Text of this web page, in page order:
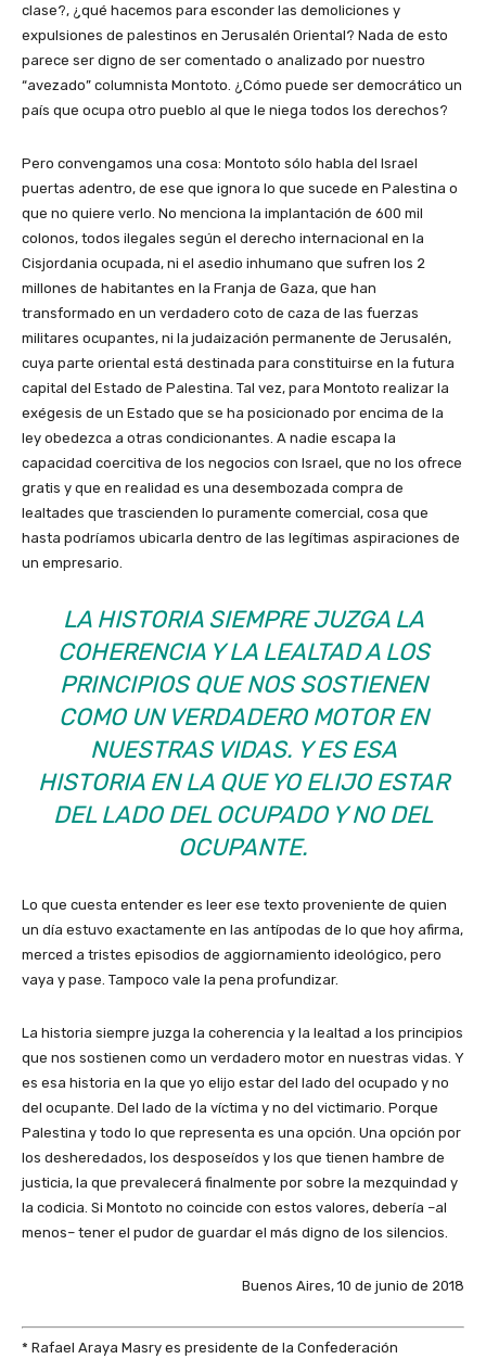
clase?, ¿qué hacemos para esconder las demoliciones y
expulsiones de palestinos en Jerusalén Oriental? Nada de esto
parece ser digno de ser comentado o analizado por nuestro
“avezado” columnista Montoto. ¿Cómo puede ser democrático un
país que ocupa otro pueblo al que le niega todos los derechos?
Pero convengamos una cosa: Montoto sólo habla del Israel
puertas adentro, de ese que ignora lo que sucede en Palestina o
que no quiere verlo. No menciona la implantación de 600 mil
colonos, todos ilegales según el derecho internacional en la
Cisjordania ocupada, ni el asedio inhumano que sufren los 2
millones de habitantes en la Franja de Gaza, que han
transformado en un verdadero coto de caza de las fuerzas
militares ocupantes, ni la judaización permanente de Jerusalén,
cuya parte oriental está destinada para constituirse en la futura
capital del Estado de Palestina. Tal vez, para Montoto realizar la
exégesis de un Estado que se ha posicionado por encima de la
ley obedezca a otras condicionantes. A nadie escapa la
capacidad coercitiva de los negocios con Israel, que no los ofrece
gratis y que en realidad es una desembozada compra de
lealtades que trascienden lo puramente comercial, cosa que
hasta podríamos ubicarla dentro de las legítimas aspiraciones de
un empresario.
LA HISTORIA SIEMPRE JUZGA LA
COHERENCIA Y LA LEALTAD A LOS
PRINCIPIOS QUE NOS SOSTIENEN
COMO UN VERDADERO MOTOR EN
NUESTRAS VIDAS. Y ES ESA
HISTORIA EN LA QUE YO ELIJO ESTAR
DEL LADO DEL OCUPADO Y NO DEL
OCUPANTE.
Lo que cuesta entender es leer ese texto proveniente de quien
un día estuvo exactamente en las antípodas de lo que hoy afirma,
merced a tristes episodios de aggiornamiento ideológico, pero
vaya y pase. Tampoco vale la pena profundizar.
La historia siempre juzga la coherencia y la lealtad a los principios
que nos sostienen como un verdadero motor en nuestras vidas. Y
es esa historia en la que yo elijo estar del lado del ocupado y no
del ocupante. Del lado de la víctima y no del victimario. Porque
Palestina y todo lo que representa es una opción. Una opción por
los desheredados, los desposeídos y los que tienen hambre de
justicia, la que prevalecerá finalmente por sobre la mezquindad y
la codicia. Si Montoto no coincide con estos valores, debería –al
menos– tener el pudor de guardar el más digno de los silencios.
Buenos Aires, 10 de junio de 2018
* Rafael Araya Masry es presidente de la Confederación